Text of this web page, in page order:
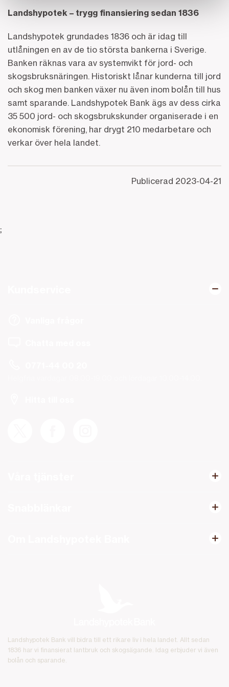
Landshypotek – trygg finansiering sedan 1836
Landshypotek grundades 1836 och är idag till
utlåningen en av de tio största bankerna i Sverige.
Banken räknas vara av systemvikt för jord- och
skogsbruksnäringen. Historiskt lånar kunderna till jord
och skog men banken växer nu även inom bolån till hus
samt sparande. Landshypotek Bank ägs av dess cirka
35 500 jord- och skogsbrukskunder organiserade i en
ekonomisk förening, har drygt 210 medarbetare och
verkar över hela landet.
Publicerad 2023-04-21
;
Landshypotek Bank vill bidra till ett rikare liv i hela landet. Allt sedan
1836 har vi finansierat lantbruk och skogsägande. Idag erbjuder vi även
bolån och sparande.